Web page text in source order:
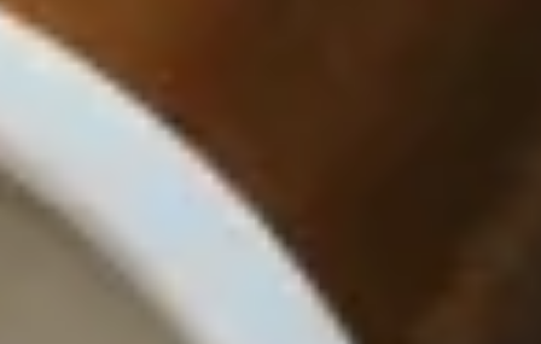
Feinkost Geschenkbox für die beste
Freundin – nur bester Geschmack
Für die beste Freundin ebenfalls eine gute Idee: Die
Geschenkbox „Pizza e Pasta“. Gutes italienisches
Essen lieben alle und für die beste Freundin darf es
auch das Beste sein: Genuss und nachhaltige